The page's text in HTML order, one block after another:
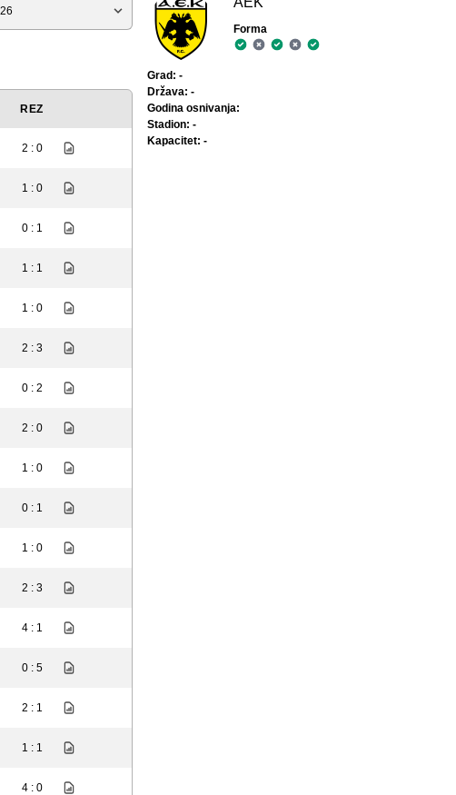
REZ
2 : 0
1 : 0
0 : 1
1 : 1
1 : 0
2 : 3
0 : 2
2 : 0
1 : 0
0 : 1
1 : 0
2 : 3
4 : 1
0 : 5
2 : 1
1 : 1
4 : 0
Forma
Grad: -
Država: -
Godina osnivanja:
Stadion: -
Kapacitet: -